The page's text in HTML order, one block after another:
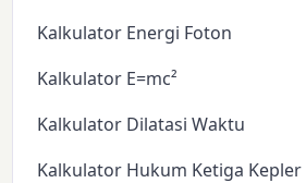
Kalkulator Energi Foton
Kalkulator E=mc²
Kalkulator Dilatasi Waktu
Kalkulator Hukum Ketiga Kepler